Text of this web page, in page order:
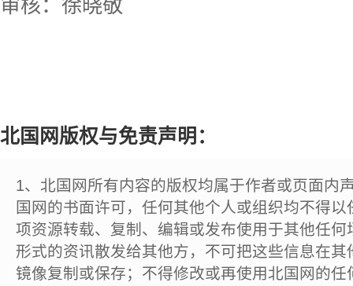
审核：徐晓敬
北国网版权与免责声明：
1、北国网所有内容的版权均属于作者或页面内
国网的书面许可，任何其他个人或组织均不得
项资源转载、复制、编辑或发布使用于其他任
形式的资讯散发给其他方，不可把这些信息在
镜像复制或保存；不得修改或再使用北国网的